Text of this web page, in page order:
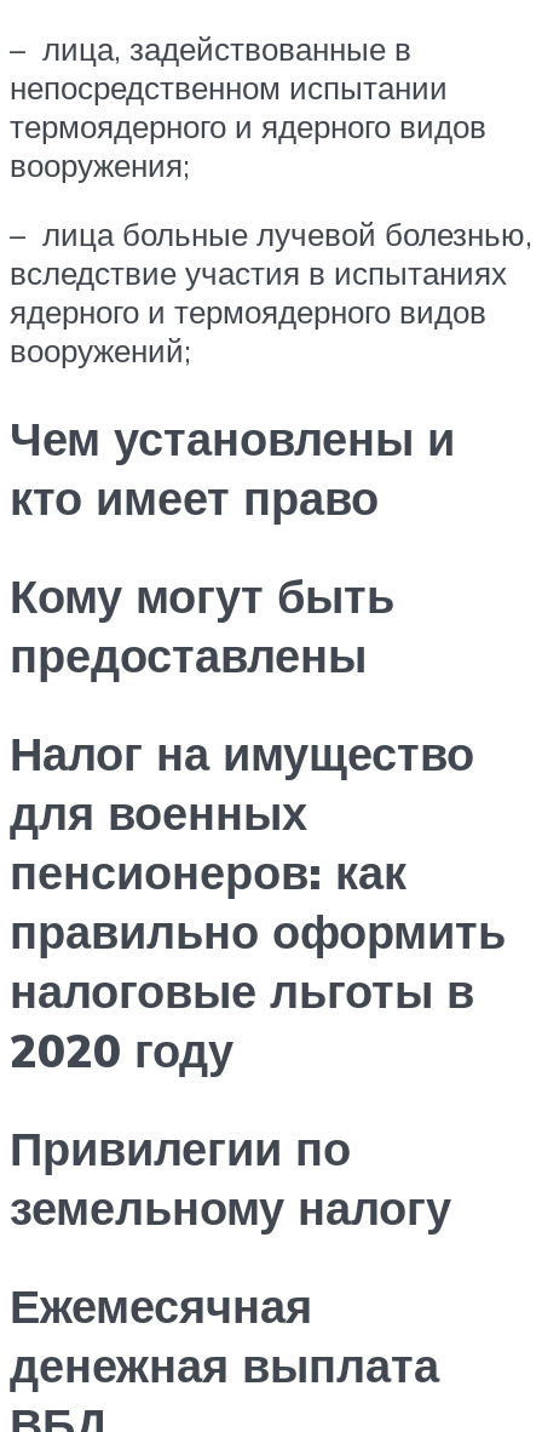
– лица, задействованные в
непосредственном испытании
термоядерного и ядерного видов
вооружения;
– лица больные лучевой болезнью,
вследствие участия в испытаниях
ядерного и термоядерного видов
вооружений;
Чем установлены и
кто имеет право
Кому могут быть
предоставлены
Налог на имущество
для военных
пенсионеров: как
правильно оформить
налоговые льготы в
2020 году
Привилегии по
земельному налогу
Ежемесячная
денежная выплата